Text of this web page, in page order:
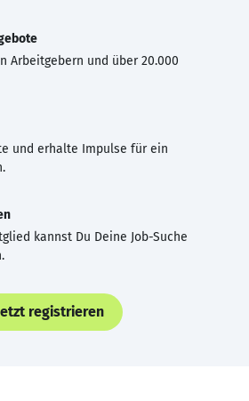
Arbeitgebern und über 20.000
und erhalte Impulse für ein
kannst Du Deine Job-Suche
registrieren